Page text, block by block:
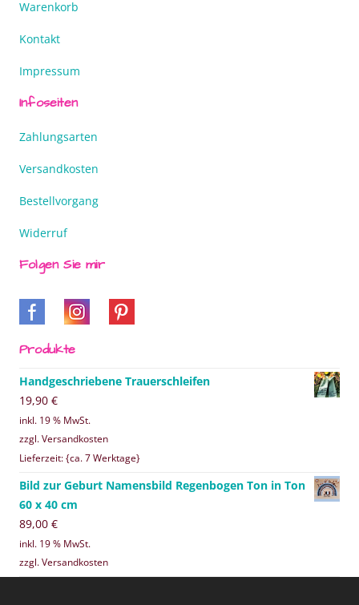
Warenkorb
Kontakt
Impressum
Infoseiten
Zahlungsarten
Versandkosten
Bestellvorgang
Widerruf
Folgen Sie mir
Produkte
Handgeschriebene Trauerschleifen
19,90 €
inkl. 19 % MwSt.
zzgl. Versandkosten
Lieferzeit: {ca. 7 Werktage}
Bild zur Geburt Namensbild Regenbogen Ton in Ton
60 x 40 cm
89,00 €
inkl. 19 % MwSt.
zzgl. Versandkosten